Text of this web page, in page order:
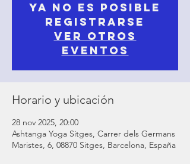
Ya no es posible
registrarse
Ver otros
eventos
Horario y ubicación
28 nov 2025, 20:00
Ashtanga Yoga Sitges, Carrer dels Germans
Maristes, 6, 08870 Sitges, Barcelona, España